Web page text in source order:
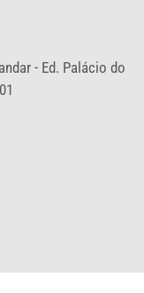
- Ed. Palácio do